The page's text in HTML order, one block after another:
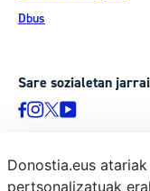
Dbus
Sare sozialetan
Donostia.eus
pertsonalizatuak